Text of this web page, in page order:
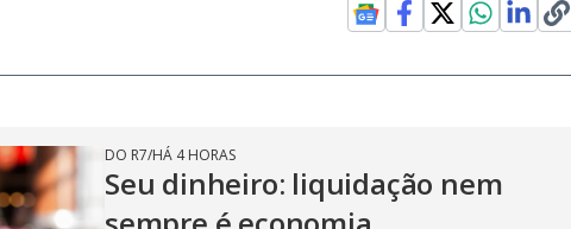
DO R7/HÁ 4 HORAS
Seu dinheiro: liquidação nem